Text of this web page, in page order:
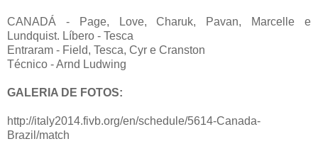
CANADÁ - Page, Love, Charuk, Pavan, Marcelle e
Lundquist. Líbero - Tesca
Entraram - Field, Tesca, Cyr e Cranston
Técnico - Arnd Ludwing
GALERIA DE FOTOS:
http://italy2014.fivb.org/en/schedule/5614-Canada-
Brazil/match